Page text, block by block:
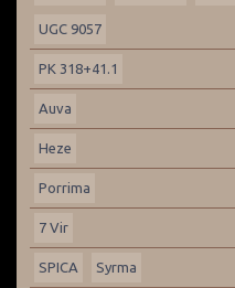
UGC 9057
PK 318+41.1
Auva
Heze
Porrima
7 Vir
SPICA Syrma